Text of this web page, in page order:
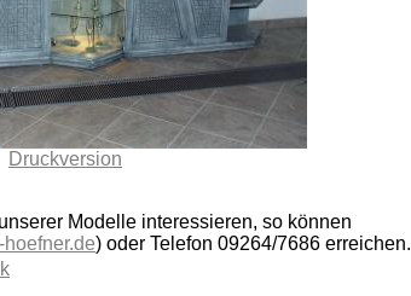
Druckversion
Modelle interessieren, so können
) oder Telefon 09264/7686 erreichen.